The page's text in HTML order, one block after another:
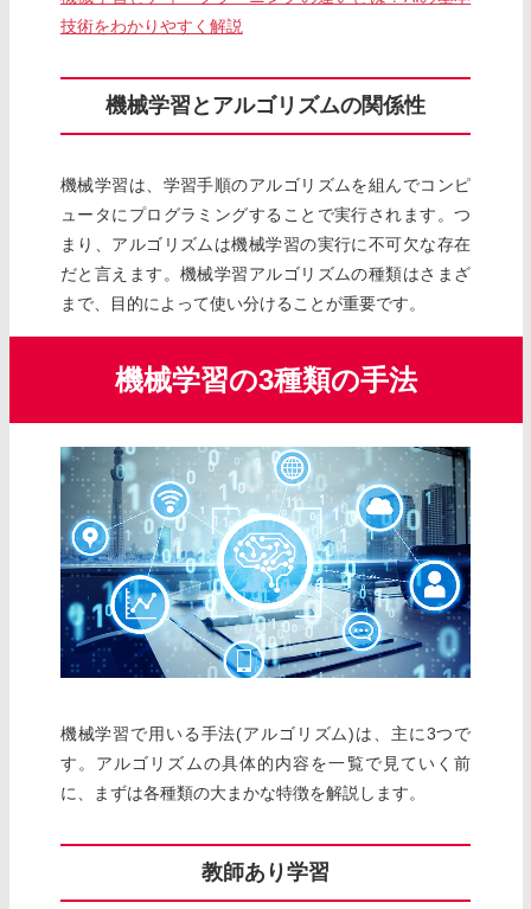
技術をわかりやすく解説
機械学習とアルゴリズムの関係性
機械学習は、学習手順のアルゴリズムを組んでコンピ
ュータにプログラミングすることで実行されます。つ
まり、アルゴリズムは機械学習の実行に不可欠な存在
だと言えます。機械学習アルゴリズムの種類はさまざ
まで、目的によって使い分けることが重要です。
機械学習の3種類の手法
機械学習で用いる手法(アルゴリズム)は、主に3つで
す。アルゴリズムの具体的内容を一覧で見ていく前
に、まずは各種類の大まかな特徴を解説します。
教師あり学習